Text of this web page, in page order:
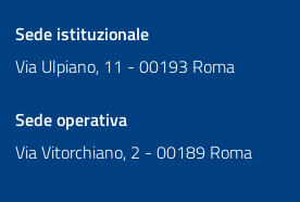
Sede istituzionale
Via Ulpiano, 11 - 00193 Roma
Sede operativa
Via Vitorchiano, 2 - 00189 Roma